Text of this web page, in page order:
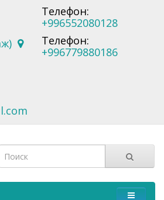
Телефон:
+996552080128
Телефон:
+996779880186